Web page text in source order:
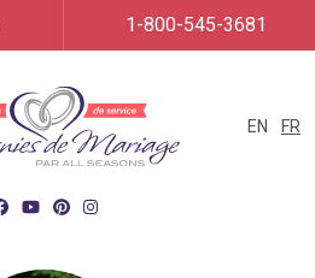
EN FR
1-800-545-3681